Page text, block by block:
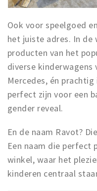
Ook voor speelgoed
het juiste adres. In de
producten van het
diverse kinderwagens
Mercedes, én
perfect zijn voor een
gender reveal.
En de naam Ravot?
Een naam die perfect
winkel, waar het
kinderen centraal